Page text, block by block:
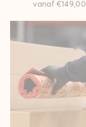
vanaf €149,00